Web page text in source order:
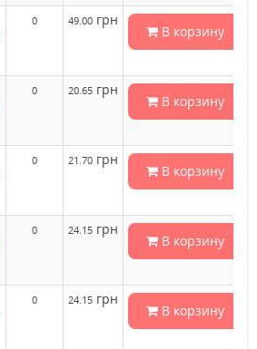
0 49.00 грн
В корзину
0 20.65 грн
В корзину
0 21.70 грн
В корзину
0 24.15 грн
В корзину
0 24.15 грн
В корзину